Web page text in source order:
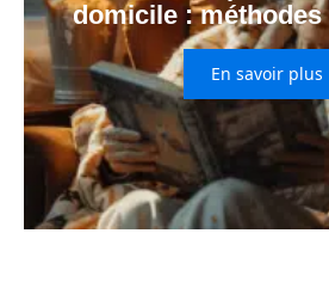
domicile :
En savoir plus